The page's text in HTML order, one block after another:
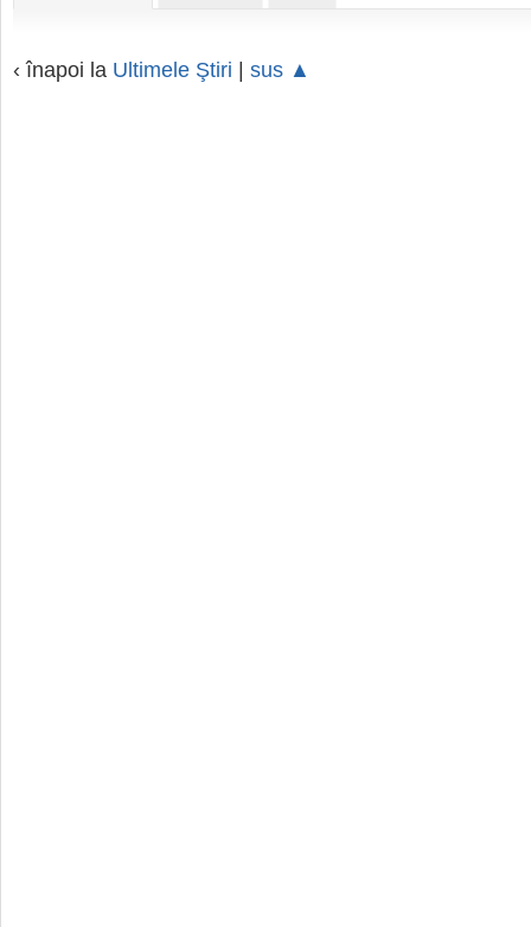
‹ înapoi la Ultimele Ştiri | sus ▲